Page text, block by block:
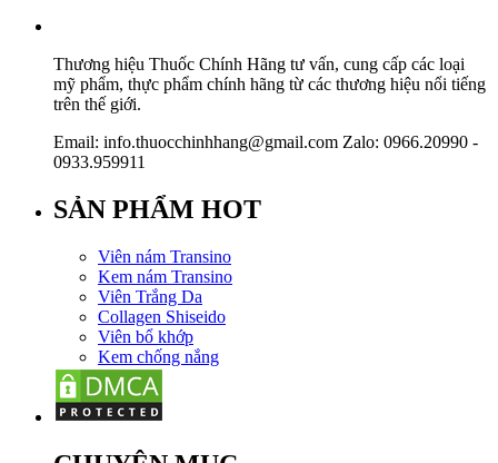
Thương hiệu Thuốc Chính Hãng tư vấn, cung cấp các loại
mỹ phẩm, thực phẩm chính hãng từ các thương hiệu nổi tiếng
trên thế giới.
Email: info.thuocchinhhang@gmail.com Zalo: 0966.20990 -
0933.959911
SẢN PHẨM HOT
Viên nám Transino
Kem nám Transino
Viên Trắng Da
Collagen Shiseido
Viên bổ khớp
Kem chống nắng